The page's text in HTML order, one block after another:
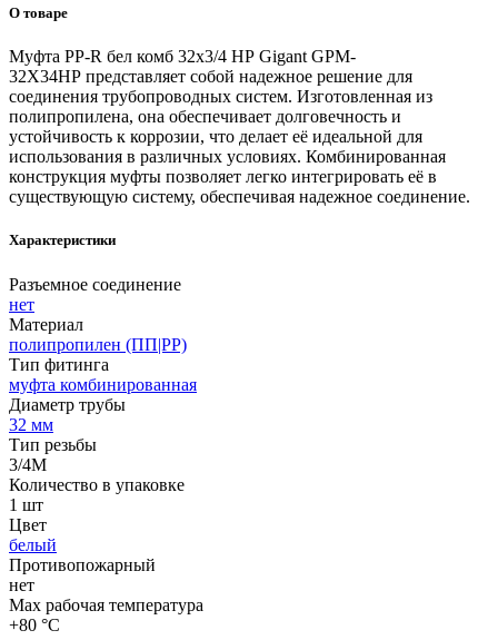
О товаре
Муфта PP-R бел комб 32х3/4 НР Gigant GPM-
32X34НР представляет собой надежное решение для
соединения трубопроводных систем. Изготовленная из
полипропилена, она обеспечивает долговечность и
устойчивость к коррозии, что делает её идеальной для
использования в различных условиях. Комбинированная
конструкция муфты позволяет легко интегрировать её в
существующую систему, обеспечивая надежное соединение.
Характеристики
Разъемное соединение
нет
Материал
полипропилен (ПП|PP)
Тип фитинга
муфта комбинированная
Диаметр трубы
32 мм
Тип резьбы
3/4M
Количество в упаковке
1 шт
Цвет
белый
Противопожарный
нет
Max рабочая температура
+80 °С